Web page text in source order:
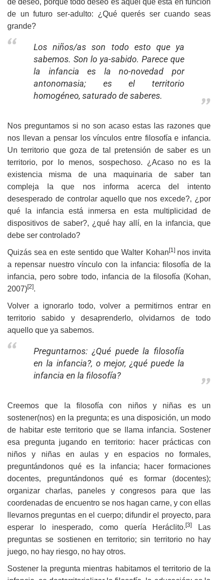
de un futuro ser-adulto: ¿Qué querés ser cuando seas
grande?
Los niños/as son todo esto que ya
sabemos. Son lo ya-sabido. Parece que
la infancia es la no-novedad por
antonomasia; es el territorio
homogéneo, saturado de saberes.
Nos preguntamos si no son acaso estas las razones que
nos llevan a pensar los vínculos entre filosofía e infancia.
Un territorio que goza de tal pretensión de saber es un
territorio, por lo menos, sospechoso. ¿Acaso no es la
existencia misma de una maquinaria de saber tan
compleja la que nos informa acerca del intento
desesperado de controlar aquello que nos excede?, ¿por
qué la infancia está inmersa en esta multiplicidad de
dispositivos de saber?, ¿qué hay allí, en la infancia, que
debe ser controlado?
Quizás sea en este sentido que Walter Kohan[1] nos invita
a repensar nuestro vínculo con la infancia: filosofía de la
infancia, pero sobre todo, infancia de la filosofía (Kohan,
2007)[2].
Volver a ignorarlo todo, volver a permitirnos entrar en
territorio sabido y desaprenderlo, olvidarnos de todo
aquello que ya sabemos.
Preguntarnos: ¿Qué puede la filosofía
en la infancia?, o mejor, ¿qué puede la
infancia en la filosofía?
Creemos que la filosofía con niños y niñas es un
sostener(nos) en la pregunta; es una disposición, un modo
de habitar este territorio que se llama infancia. Sostener
esa pregunta jugando en territorio: hacer prácticas con
niños y niñas en aulas y en espacios no formales,
preguntándonos qué es la infancia; hacer formaciones
docentes, preguntándonos qué es formar (docentes);
organizar charlas, paneles y congresos para que las
coordenadas de encuentro se nos hagan carne, y con ellas
llevarnos preguntas en el cuerpo; difundir el proyecto, para
esperar lo inesperado, como quería Heráclito.[3]
Las
preguntas se sostienen en territorio; sin territorio no hay
juego, no hay riesgo, no hay otros.
Sostener la pregunta mientras habitamos el territorio de la